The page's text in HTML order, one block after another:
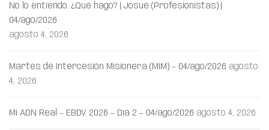
No lo entiendo. ¿Qué hago? | Josué (Profesionistas) |
04/ago/2026
agosto 4, 2026
Martes de Intercesión Misionera (MIM) – 04/ago/2026 agosto
4, 2026
Mi ADN Real – EBDV 2026 – Día 2 – 04/ago/2026 agosto 4, 2026